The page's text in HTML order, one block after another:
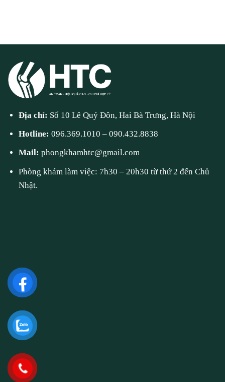
Địa chỉ: Số 10 Lê Quý Đôn, Hai Bà Trưng, Hà Nội
Hotline:096.369.1010 –090.432.8838
Mail:phongkhamhtc@gmail.com
Phòng khám làm việc: 7h30 – 20h30 từ thứ 2 đến Chủ
Nhật.